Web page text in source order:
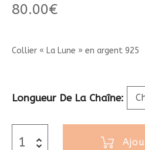
80.00€
Collier « La Lune » en argent 925
Longueur De La Chaîne